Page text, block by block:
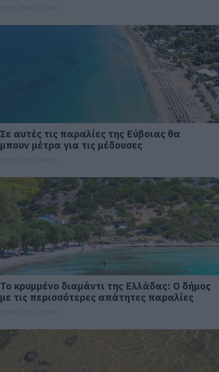
Σε αυτές τις παραλίες της Εύβοιας θα
μπουν μέτρα για τις μέδουσες
Το κρυμμένο διαμάντι της Ελλάδας: Ο δήμος
με τις περισσότερες απάτητες παραλίες